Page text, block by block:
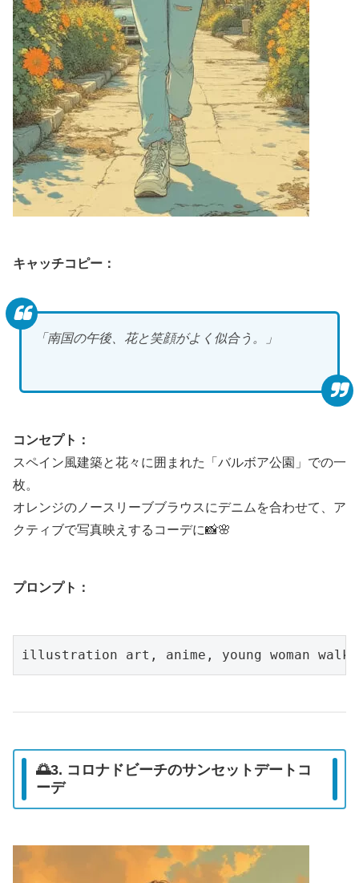
キャッチコピー：
「南国の午後、花と笑顔がよく似合う。」
コンセプト：
スペイン風建築と花々に囲まれた「バルボア公園」での一
枚。
オレンジのノースリーブブラウスにデニムを合わせて、ア
クティブで写真映えするコーデに📸🌸
プロンプト：
🌅3. コロナドビーチのサンセットデートコ
ーデ